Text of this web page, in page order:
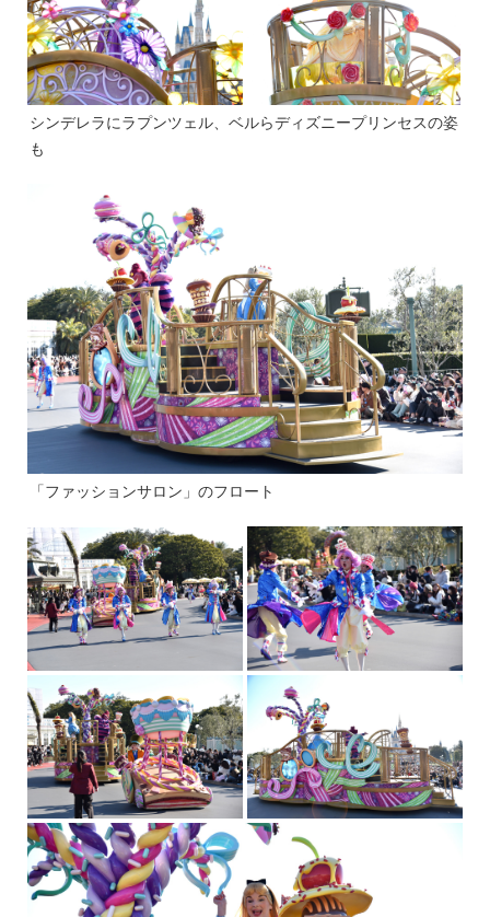
シンデレラにラプンツェル、ベルらディズニープリンセスの姿
も
「ファッションサロン」のフロート